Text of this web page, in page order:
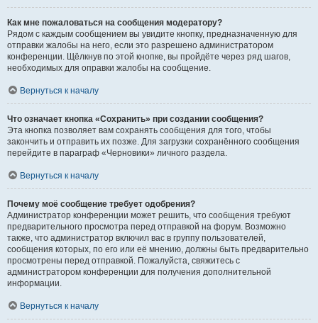
Как мне пожаловаться на сообщения модератору?
Рядом с каждым сообщением вы увидите кнопку, предназначенную для
отправки жалобы на него, если это разрешено администратором
конференции. Щёлкнув по этой кнопке, вы пройдёте через ряд шагов,
необходимых для оправки жалобы на сообщение.
Вернуться к началу
Что означает кнопка «Сохранить» при создании сообщения?
Эта кнопка позволяет вам сохранять сообщения для того, чтобы
закончить и отправить их позже. Для загрузки сохранённого сообщения
перейдите в параграф «Черновики» личного раздела.
Вернуться к началу
Почему моё сообщение требует одобрения?
Администратор конференции может решить, что сообщения требуют
предварительного просмотра перед отправкой на форум. Возможно
также, что администратор включил вас в группу пользователей,
сообщения которых, по его или её мнению, должны быть предварительно
просмотрены перед отправкой. Пожалуйста, свяжитесь с
администратором конференции для получения дополнительной
информации.
Вернуться к началу